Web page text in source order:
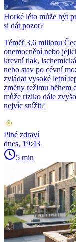
Horké léto může být
si dát pozor?
Téměř 3,6 milionu
onemocnění nebo
krevní tlak,
nebo stav po cévní
zvládat vysoké letní
změny režimu během
může riziko dále
nejvíc snížit?
Plné zdraví
dnes, 19:43
5 min